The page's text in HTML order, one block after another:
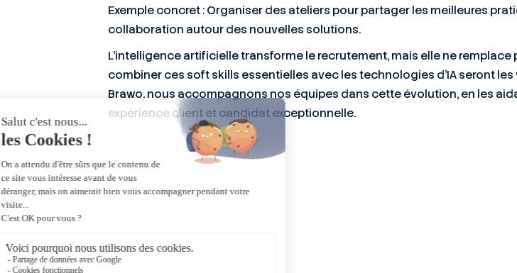
Exemple concret : Organiser des ateliers pour partager les meilleures
collaboration autour des nouvelles solutions.
L’intelligence artificielle transforme le recrutement, mais elle ne
combiner ces soft skills essentielles avec les technologies d’IA seront
Brawo, nous accompagnons nos équipes dans cette évolution, en les
expérience client et candidat exceptionnelle.